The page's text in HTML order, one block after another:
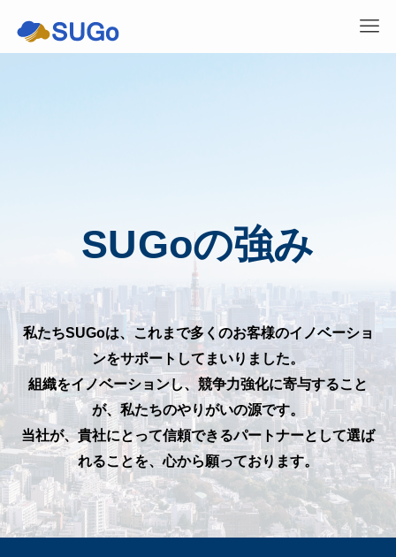
SUGoの強み
私たちSUGoは、これまで多くのお客様のイノベーショ
ンをサポートしてまいりました。
組織をイノベーションし、競争力強化に寄与すること
が、私たちのやりがいの源です。
当社が、貴社にとって信頼できるパートナーとして選ば
れることを、心から願っております。